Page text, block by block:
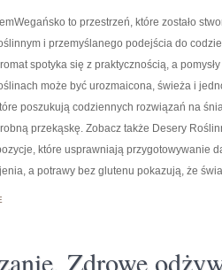
to przestrzeń, które zostało
i przemyślanego podejścia do
spotyka się z praktycznością, a
może być urozmaicona, świeża i
poszukują codziennych rozwiązań na
przekąskę. Zobacz także Desery
które usprawniają przygotowywanie
a potrawy bez glutenu pokazują, że
Zdrowe